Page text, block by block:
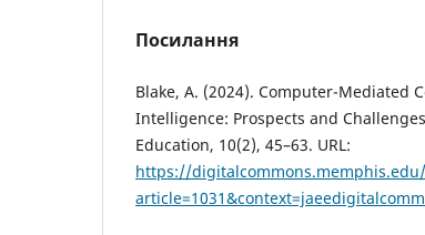
Посилання
Blake, A. (2024). Computer-Mediated
Intelligence: Prospects and
Education, 10(2), 45–63. URL:
https://